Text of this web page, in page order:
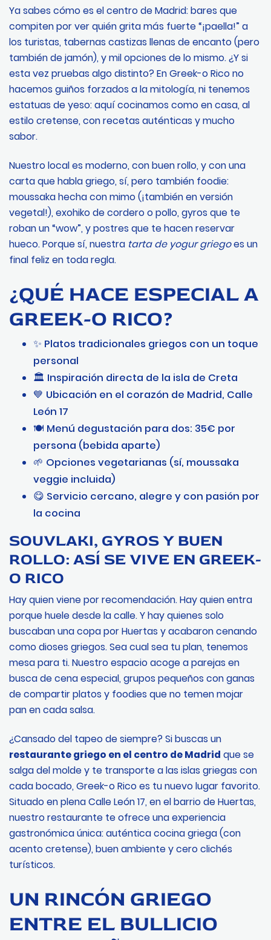
Ya sabes cómo es el centro de Madrid: bares que
compiten por ver quién grita más fuerte “¡paella!” a
los turistas, tabernas castizas llenas de encanto (pero
también de jamón), y mil opciones de lo mismo. ¿Y si
esta vez pruebas algo distinto? En Greek-o Rico no
hacemos guiños forzados a la mitología, ni tenemos
estatuas de yeso: aquí cocinamos como en casa, al
estilo cretense, con recetas auténticas y mucho
sabor.
Nuestro local es moderno, con buen rollo, y con una
carta que habla griego, sí, pero también foodie:
moussaka hecha con mimo (¡también en versión
vegetal!), exohiko de cordero o pollo, gyros que te
roban un “wow”, y postres que te hacen reservar
hueco. Porque sí, nuestra tarta de yogur griegoes un
final feliz en toda regla.
¿QUÉ HACE ESPECIAL A
GREEK-O RICO?
✨ Platos tradicionales griegos con un toque
personal
🏛️ Inspiración directa de la isla de Creta
💙 Ubicación en el corazón de Madrid, Calle
León 17
🍽️ Menú degustación para dos: 35€ por
persona (bebida aparte)
🌱 Opciones vegetarianas (sí, moussaka
veggie incluida)
😋 Servicio cercano, alegre y con pasión por
la cocina
SOUVLAKI, GYROS Y BUEN
ROLLO: ASÍ SE VIVE EN GREEK-
O RICO
Hay quien viene por recomendación. Hay quien entra
porque huele desde la calle. Y hay quienes solo
buscaban una copa por Huertas y acabaron cenando
como dioses griegos. Sea cual sea tu plan, tenemos
mesa para ti. Nuestro espacio acoge a parejas en
busca de cena especial, grupos pequeños con ganas
de compartir platos y foodies que no temen mojar
pan en cada salsa.
¿Cansado del tapeo de siempre? Si buscas un
restaurante griego en el centro de Madrid que se
salga del molde y te transporte a las islas griegas con
cada bocado, Greek-o Rico es tu nuevo lugar favorito.
Situado en plena Calle León 17, en el barrio de Huertas,
nuestro restaurante te ofrece una experiencia
gastronómica única: auténtica cocina griega (con
acento cretense), buen ambiente y cero clichés
turísticos.
UN RINCÓN GRIEGO
ENTRE EL BULLICIO